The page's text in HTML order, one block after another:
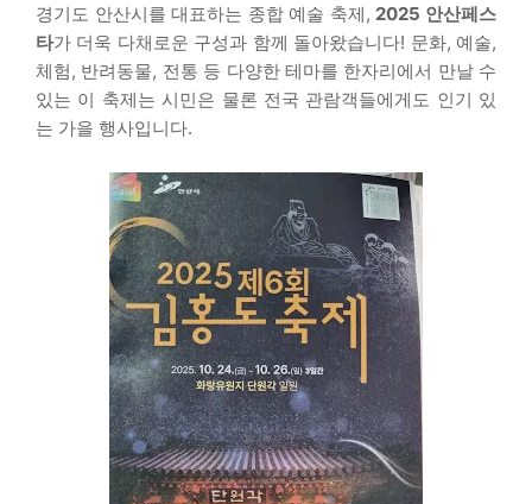
경기도 안산시를 대표하는 종합 예술 축제, 2025 안산페스
타가 더욱 다채로운 구성과 함께 돌아왔습니다! 문화, 예술,
체험, 반려동물, 전통 등 다양한 테마를 한자리에서 만날 수
있는 이 축제는 시민은 물론 전국 관람객들에게도 인기 있
는 가을 행사입니다.